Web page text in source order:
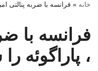
خانه » فرانسه با ضربه پنالتی
فرانسه با
، پاراگوئه